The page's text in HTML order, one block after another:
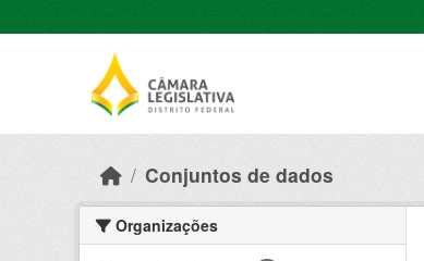
Conjuntos de dados
Organizações